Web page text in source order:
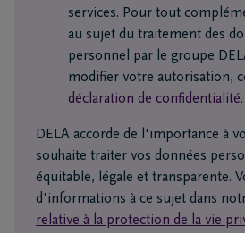
services. Pour tout
au sujet du traitement des
personnel par le groupe
modifier votre autorisation,
déclaration de confidentialité.
DELA accorde de l'importance à
souhaite traiter vos données
équitable, légale et transparente.
d'informations à ce sujet dans
relative à la protection de la vie